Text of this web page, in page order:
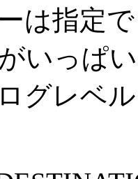
は指定
いっぱ
グレベ